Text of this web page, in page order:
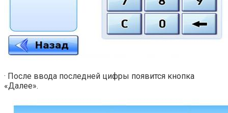
· После ввода последней цифры появится кнопка
«Далее».